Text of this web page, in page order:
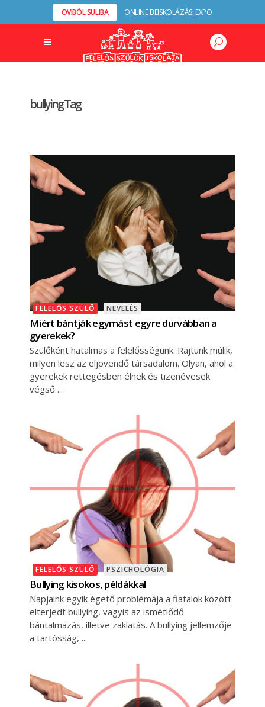
OVIBÓL SULIBA ONLINE BEISKOLÁZÁSI EXPO
bullying Tag
FELELŐS SZÜLŐ NEVELÉS
Miért bántják egymást egyre durvábban a
gyerekek?
Szülőként hatalmas a felelősségünk. Rajtunk múlik,
milyen lesz az eljövendő társadalom. Olyan, ahol a
gyerekek rettegésben élnek és tizenévesek
végső
FELELŐS SZÜLŐ PSZICHOLÓGIA
Bullying kisokos, példákkal
Napjaink egyik égető problémája a fiatalok között
elterjedt bullying, vagyis az ismétlődő
bántalmazás, illetve zaklatás. A bullying jellemzője
a tartósság,